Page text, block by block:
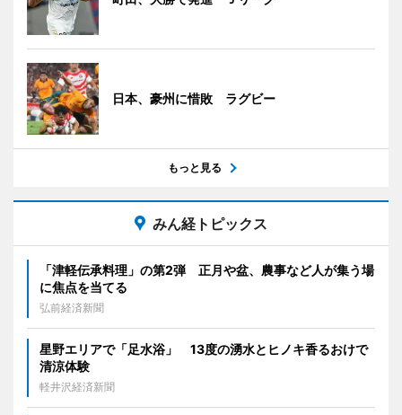
日本、豪州に惜敗 ラグビー
もっと見る
みん経トピックス
「津軽伝承料理」の第2弾 正月や盆、農事など人が集う場
に焦点を当てる
弘前経済新聞
星野エリアで「足水浴」 13度の湧水とヒノキ香るおけで
清涼体験
軽井沢経済新聞